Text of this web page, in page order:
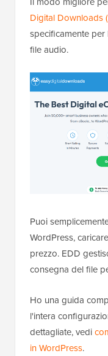
Digital Downloads
specificamente
file audio.
Puoi
WordPress,
prezzo. EDD
consegna del file
Ho una guida
l'intera
dettagliate, vedi
in WordPress.